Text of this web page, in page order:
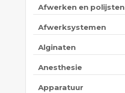
Afwerken en polijsten
Afwerksystemen
Alginaten
Anesthesie
Apparatuur